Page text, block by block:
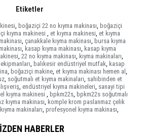
Etiketler
, boğaziçi 22 no kıyma makinası, boğaziçi
kıyma makinesi , et kıyma makinesi, et kıyma
, çanakkale kıyma makinası, bursa kıyma
, kasap kıyma makinası, kasap kıyma
, 22 no kıyma makinası, kıyma makinaları,
ekipmanları, balıkesir endüstriyel mutfak, kasap
, boğaziçi makine, et kıyma makinası hemen al ,
, soğutmalı et kıyma makinaları, sahibinden et
, endüstriyel kıyma makineleri, sanayi tipi
kıyma makinesi , bpkm22s, bpkm22s soğutmalı
kıyma makinası, komple krom paslanmaz çelik
makinaları, profesyonel kıyma makinası,
HABERLER